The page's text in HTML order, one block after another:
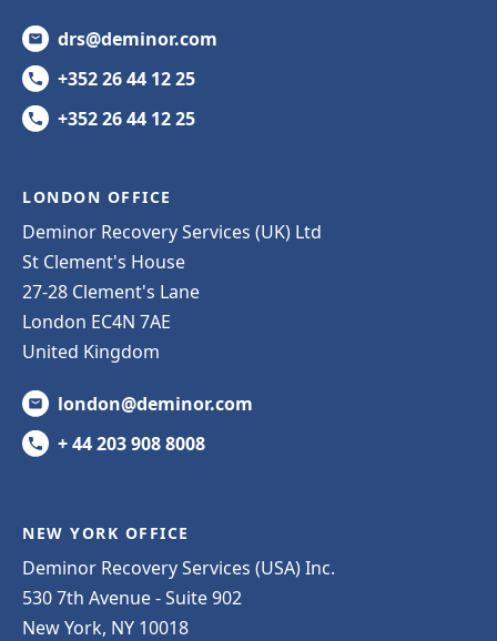
drs@deminor.com
+352 26 44 12 25
+352 26 44 12 25
LONDON OFFICE
Deminor Recovery Services (UK) Ltd
St Clement's House
27-28 Clement's Lane
London EC4N 7AE
United Kingdom
london@deminor.com
+ 44 203 908 8008
NEW YORK OFFICE
Deminor Recovery Services (USA) Inc.
530 7th Avenue - Suite 902
New York, NY 10018